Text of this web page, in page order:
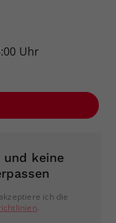
Uhr
und keine
ich die
.